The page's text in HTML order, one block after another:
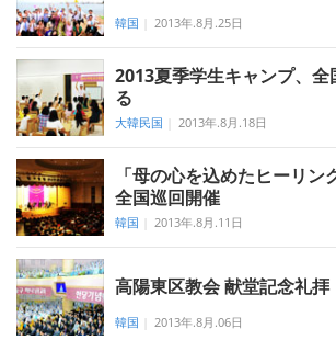
韓国 2013年.8月.25日
2013夏季学生キャンプ、
る
大韓民国 2013年.8月.18日
「母の心を込めたヒーリン
全国巡回開催
韓国 2013年.8月.11日
高陽東区教会 献堂記念礼拝
韓国 2013年.8月.06日